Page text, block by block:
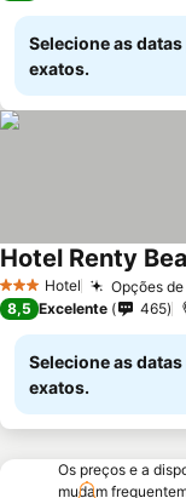
Selecione as
exatos.
3 EstrelasHotel Opções
Hotel Renty
8,5 Excelente 465
Selecione as
exatos.
Os preços e a
mudam